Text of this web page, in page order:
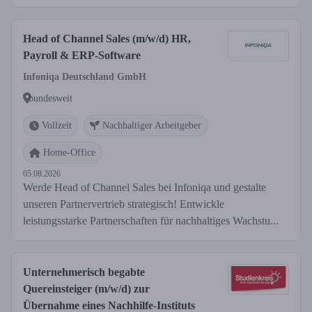
Head of Channel Sales (m/w/d) HR,
Payroll & ERP-Software
Infoniqa Deutschland GmbH
bundesweit
Vollzeit Nachhaltiger Arbeitgeber
Home-Office
05.08.2026
Werde Head of Channel Sales bei Infoniqa und gestalte
unseren Partnervertrieb strategisch! Entwickle
leistungsstarke Partnerschaften für nachhaltiges Wachstu...
Unternehmerisch begabte
Quereinsteiger (m/w/d) zur
Übernahme eines Nachhilfe-Instituts